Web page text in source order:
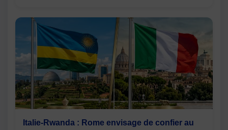
Italie-Rwanda : Rome envisage de confier au